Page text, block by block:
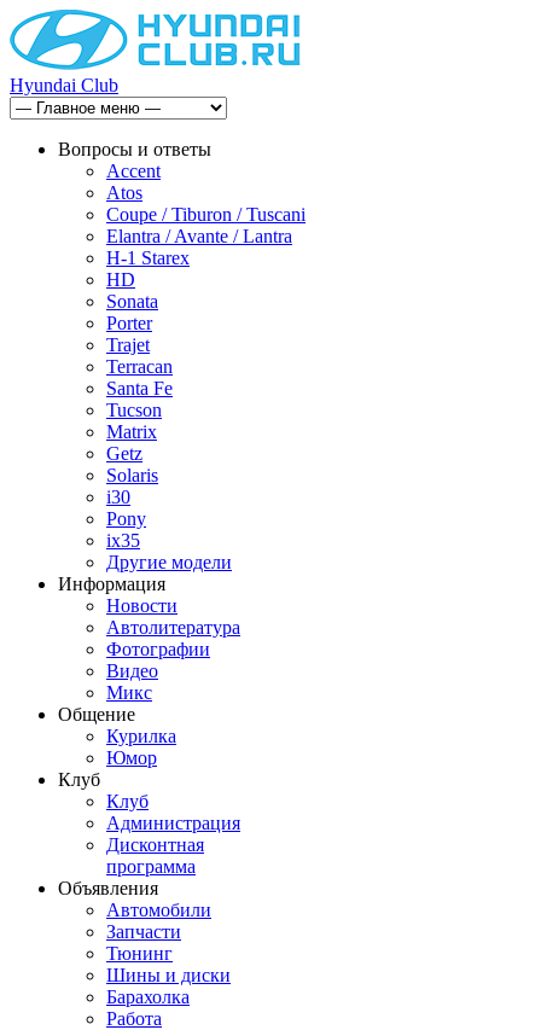
Hyundai Club
Вопросы и ответы
Accent
Atos
Coupe / Tiburon / Tuscani
Elantra / Avante / Lantra
H-1 Starex
HD
Sonata
Porter
Trajet
Terracan
Santa Fe
Tucson
Matrix
Getz
Solaris
i30
Pony
ix35
Другие модели
Информация
Новости
Автолитература
Фотографии
Видео
Микс
Общение
Курилка
Юмор
Клуб
Клуб
Администрация
Дисконтная
программа
Объявления
Автомобили
Запчасти
Тюнинг
Шины и диски
Барахолка
Работа